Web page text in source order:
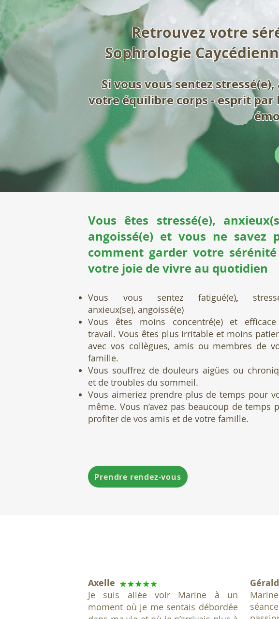
Retrouvez votre
Sophrologie
Si vous vous sentez
votre équilibre corps - esprit
Vous êtes stressé(e),
angoissé(e) et vous ne savez
comment garder votre
votre joie de vivre au quotidien
Vous vous sentez fatigué(e),
anxieux(se), angoissé(e)
Vous êtes moins concentré(e)et efficace
travail. Vous êtes plus irritable et moins
avec vos collègues, amis ou membres de
famille.
Vous souffrez de douleurs aigües ou
et de troubles du sommeil.
Vous aimeriez prendre plus de temps pour
même. Vous n’avez pas beaucoup de temps
profiter de vos amis et de votre famille.
Prendre rendez-vous
Axelle
Je suis allée voir Marine à un
moment où je me sentais débordée